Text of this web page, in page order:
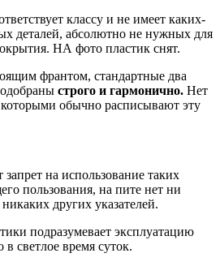
классу и не имеет каких-
деталей, абсолютно не нужных для
НА фото пластик снят.
франтом, стандартные два
строго и гармонично. Нет
обычно расписывают эту
запрет на использование таких
пользования, на пите нет ни
других указателей.
подразумевает эксплуатацию
светлое время суток.